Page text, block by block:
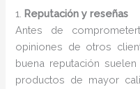
1. Reputación y reseñas
Antes de
opiniones de otros
buena reputación
productos de mayor